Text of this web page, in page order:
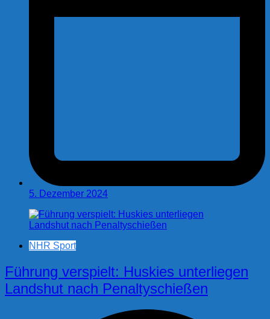
5. Dezember 2024
NHR Sport
Führung verspielt: Huskies unterliegen
Landshut nach Penaltyschießen